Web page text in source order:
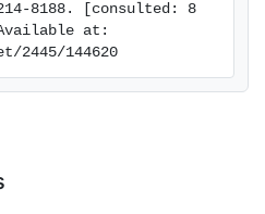
8188. [consulted: 8
at:
2445/144620